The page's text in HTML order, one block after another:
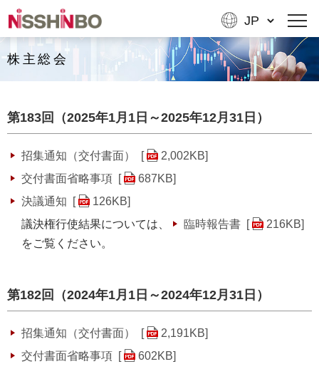
株主総会
第183回（2025年1月1日～2025年12月31日）
招集通知（交付書面） [ 2,002KB]
交付書面省略事項 [
687KB]
決議通知 [
126KB]
議決権行使結果については、
臨時報告書 [ 216KB]
をご覧ください。
第182回（2024年1月1日～2024年12月31日）
招集通知（交付書面） [ 2,191KB]
交付書面省略事項 [
602KB]